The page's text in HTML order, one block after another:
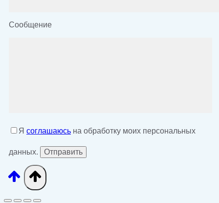
Сообщение
Я соглашаюсь на обработку моих персональных
данных.